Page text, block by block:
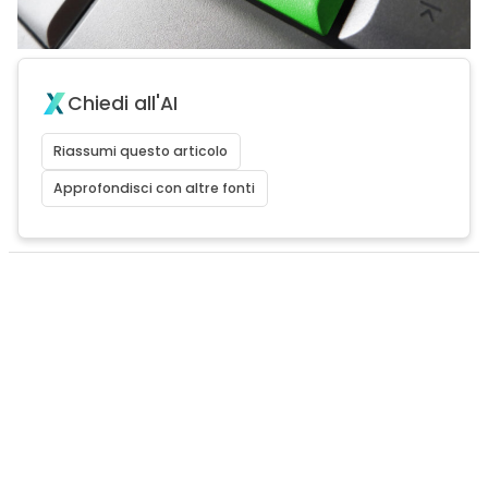
Chiedi all'AI
Riassumi questo articolo
Approfondisci con altre fonti